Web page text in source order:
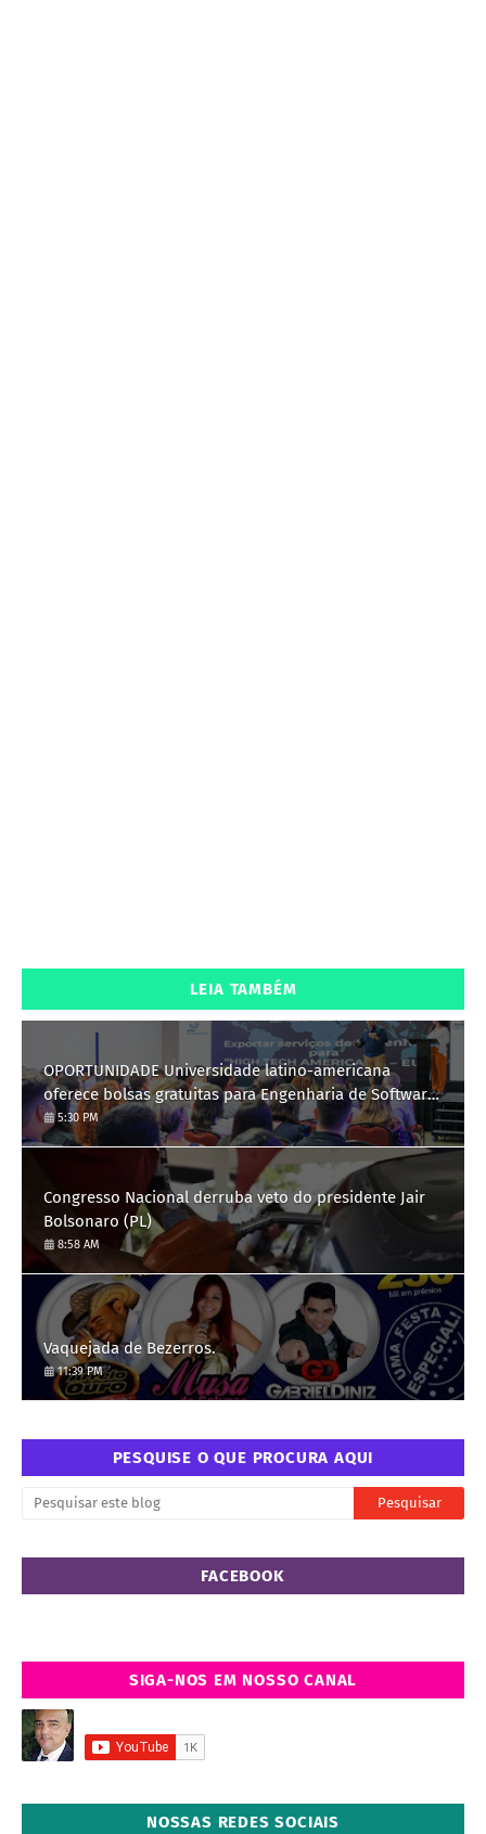
LEIA TAMBÉM
OPORTUNIDADE Universidade latino-americana
oferece bolsas gratuitas para Engenharia de Software;
saiba como se candidatar
5:30 PM
Congresso Nacional derruba veto do presidente Jair
Bolsonaro (PL)
8:58 AM
Vaquejada de Bezerros.
11:39 PM
PESQUISE O QUE PROCURA AQUI
FACEBOOK
SIGA-NOS EM NOSSO CANAL
NOSSAS REDES SOCIAIS